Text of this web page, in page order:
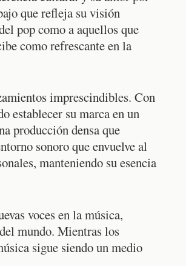
que refleja su visión
pop como a aquellos que
como refrescante en la
imprescindibles. Con
establecer su marca en un
producción densa que
sonoro que envuelve al
manteniendo su esencia
voces en la música,
mundo. Mientras los
sigue siendo un medio